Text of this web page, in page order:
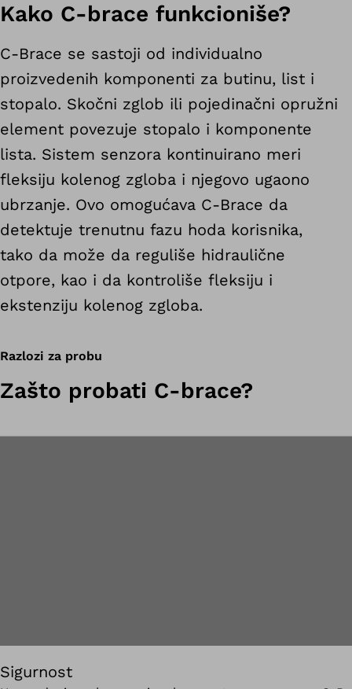
Kako C-brace funkcioniše?
C-Brace se sastoji od individualno
proizvedenih komponenti za butinu, list i
stopalo. Skočni zglob ili pojedinačni opružni
element povezuje stopalo i komponente
lista. Sistem senzora kontinuirano meri
fleksiju kolenog zgloba i njegovo ugaono
ubrzanje. Ovo omogućava C-Brace da
detektuje trenutnu fazu hoda korisnika,
tako da može da reguliše hidraulične
otpore, kao i da kontroliše fleksiju i
ekstenziju kolenog zgloba.
Razlozi za probu
Zašto probati C-brace?
Sigurnost